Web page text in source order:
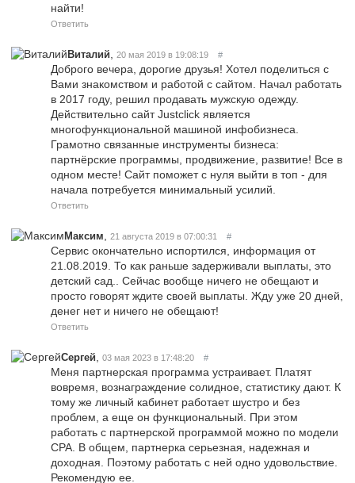
найти!
Ответить
Виталий 20 мая 2019 в 19:08:19 #
Доброго вечера, дорогие друзья! Хотел поделиться с
Вами знакомством и работой с сайтом. Начал работать
в 2017 году, решил продавать мужскую одежду.
Действительно сайт Justclick является
многофункциональной машиной инфобизнеса.
Грамотно связанные инструменты бизнеса:
партнёрские программы, продвижение, развитие! Все в
одном месте! Сайт поможет с нуля выйти в топ - для
начала потребуется минимальный усилий.
Ответить
Максим 21 августа 2019 в 07:00:31 #
Сервис окончательно испортился, информация от
21.08.2019. То как раньше задерживали выплаты, это
детский сад.. Сейчас вообще ничего не обещают и
просто говорят ждите своей выплаты. Жду уже 20 дней,
денег нет и ничего не обещают!
Ответить
Сергей 03 мая 2023 в 17:48:20 #
Меня партнерская программа устраивает. Платят
вовремя, вознаграждение солидное, статистику дают. К
тому же личный кабинет работает шустро и без
проблем, а еще он функциональный. При этом
работать с партнерской программой можно по модели
CPA. В общем, партнерка серьезная, надежная и
доходная. Поэтому работать с ней одно удовольствие.
Рекомендую ее.